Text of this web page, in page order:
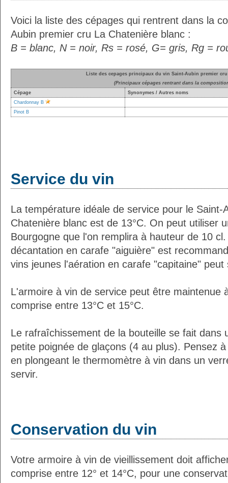
Voici la liste des cépages qui rentrent dans la
Aubin premier cru La Chatenière blanc :
B = blanc, N = noir, Rs = rosé, G= gris, Rg =
Liste des cepages principaux du vin Saint-Aubin premier
(Principaux cépages rentrant dans la
Cépage
Synonymes / Autres noms
Chardonnay B
Pinot B
Service du vin
La température idéale de service pour le Saint-
Chatenière blanc est de 13°C. On peut utiliser
Bourgogne que l'on remplira à hauteur de 10
décantation en carafe "aiguière" est
vins jeunes l'aération en carafe "capitaine" peut
L'armoire à vin de service peut être maintenue
comprise entre 13°C et 15°C.
Le rafraîchissement de la bouteille se fait dans
petite poignée de glaçons (4 au plus). Pensez
en plongeant le thermomètre à vin dans un
servir.
Conservation du vin
Votre armoire à vin de vieillissement doit
comprise entre 12° et 14°C, pour une